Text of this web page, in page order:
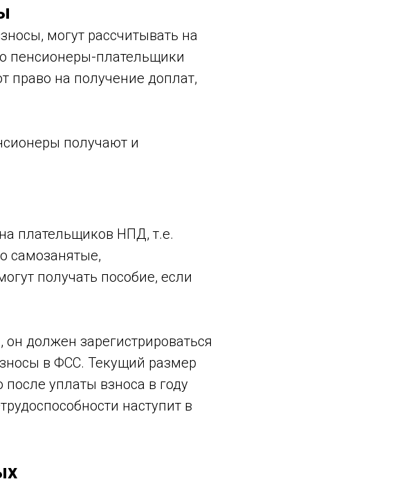
могут рассчитывать на
пенсионеры-плательщики
право на получение доплат,
получают и
плательщиков НПД, т.е.
самозанятые,
получать пособие, если
должен зарегистрироваться
в ФСС. Текущий размер
уплаты взноса в году
наступит в